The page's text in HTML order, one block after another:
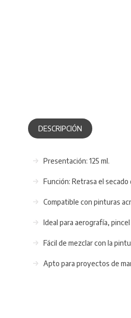
DESCRIPCIÓN
Presentación: 125 ml.
Función: Retrasa el
Compatible con pinturas
Ideal para aerografía,
Fácil de mezclar con la
Apto para proyectos de